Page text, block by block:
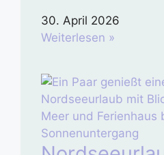
30. April 2026
Weiterlesen »